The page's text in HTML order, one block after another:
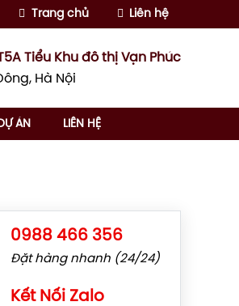
Trang chủ Liên hệ
Tiểu Khu đô thị Vạn Phúc
Hà Nội
ÁN LIÊN HỆ
0988 466 356
Đặt hàng nhanh (24/24)
Kết Nối Zalo